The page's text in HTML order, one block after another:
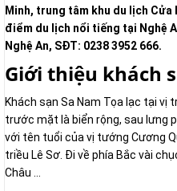
Minh, trung tâm khu du lịch
điểm du lịch nổi tiếng tại Nghệ
Nghệ An, SĐT: 0238 3952 666.
Giới thiệu khách
Khách sạn Sa Nam Tọa lạc tại vị
trước mặt là biển rộng, sau lưng
với tên tuổi của vị tướng Cương
triều Lê Sơ. Đi về phía Bắc vài
Châu …